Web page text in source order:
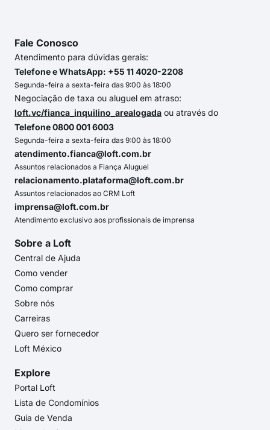
Fale Conosco
Atendimento para dúvidas gerais:
Telefone e WhatsApp: +55 11 4020-2208
Segunda-feira a sexta-feira das 9:00 às 18:00
Negociação de taxa ou aluguel em atraso:
loft.vc/fianca_inquilino_arealogada ou através do
Telefone 0800 001 6003
Segunda-feira a sexta-feira das 9:00 às 18:00
atendimento.fianca@loft.com.br
Assuntos relacionados a Fiança Aluguel
relacionamento.plataforma@loft.com.br
Assuntos relacionados ao CRM Loft
imprensa@loft.com.br
Atendimento exclusivo aos profissionais de imprensa
Sobre a Loft
Central de Ajuda
Como vender
Como comprar
Sobre nós
Carreiras
Quero ser fornecedor
Loft México
Explore
Portal Loft
Lista de Condomínios
Guia de Venda